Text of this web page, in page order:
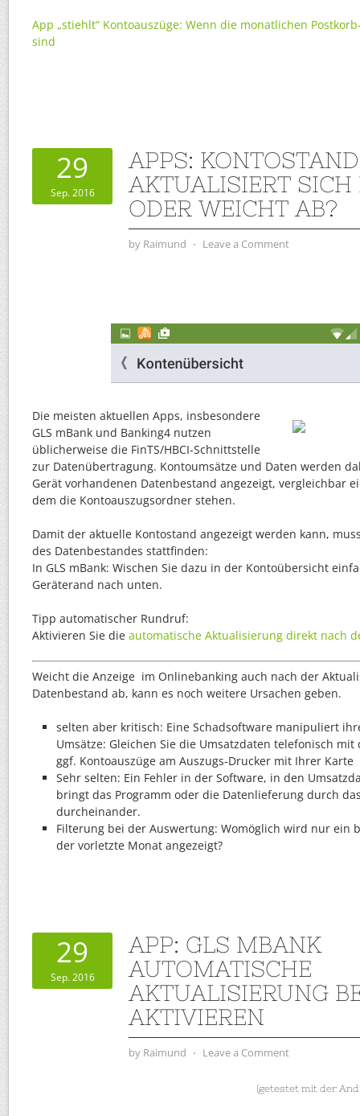
App „stiehlt“ Kontoauszüge: Wenn die monatlichen
sind
29
Sep. 2016
APPS: KONTOSTAND
AKTUALISIERT SICH
ODER WEICHT AB?
by Raimund ⋅ Leave a Comment
Die meisten aktuellen Apps, insbesondere
GLS mBank und Banking4 nutzen
üblicherweise die FinTS/HBCI-Schnittstelle
zur Datenübertragung. Kontoumsätze und Daten werden
Gerät vorhandenen Datenbestand angezeigt, vergleichbar
dem die Kontoauszugsordner stehen.
Damit der aktuelle Kontostand angezeigt werden kann,
des Datenbestandes stattfinden:
In GLS mBank: Wischen Sie dazu in der Kontoübersicht
Geräterand nach unten.
Tipp automatischer Rundruf:
Aktivieren Sie die automatische Aktualisierung direkt nach
Weicht die Anzeige im Onlinebanking auch nach der
Datenbestand ab, kann es noch weitere Ursachen geben.
selten aber kritisch: Eine Schadsoftware manipuliert
Umsätze: Gleichen Sie die Umsatzdaten telefonisch mit
ggf. Kontoauszüge am Auszugs-Drucker mit Ihrer Karte
Sehr selten: Ein Fehler in der Software, in den
bringt das Programm oder die Datenlieferung durch
durcheinander.
Filterung bei der Auswertung: Womöglich wird nur ein
der vorletzte Monat angezeigt?
29
Sep. 2016
APP: GLS MBANK
AUTOMATISCHE
AKTUALISIERUNG
AKTIVIEREN
by Raimund ⋅ Leave a Comment
(getestet mit der